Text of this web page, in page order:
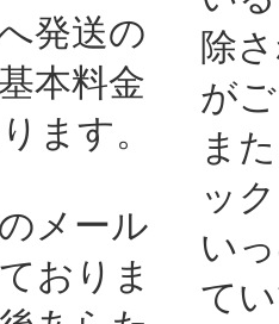
発送の
本料金
ます。
メール
おりま
除
が
ま
ッ
い
て